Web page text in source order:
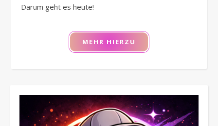
Darum geht es heute!
MEHR HIERZU